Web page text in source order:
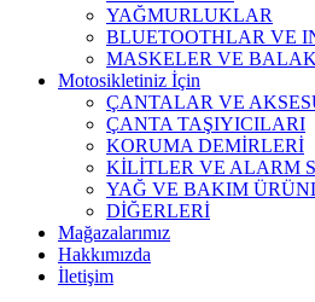
YAĞMURLUKLAR
BLUETOOTHLAR VE
MASKELER VE
Motosikletiniz İçin
ÇANTALAR VE
ÇANTA TAŞIYICILARI
KORUMA DEMİRLERİ
KİLİTLER VE ALARM
YAĞ VE BAKIM
DİĞERLERİ
Mağazalarımız
Hakkımızda
İletişim